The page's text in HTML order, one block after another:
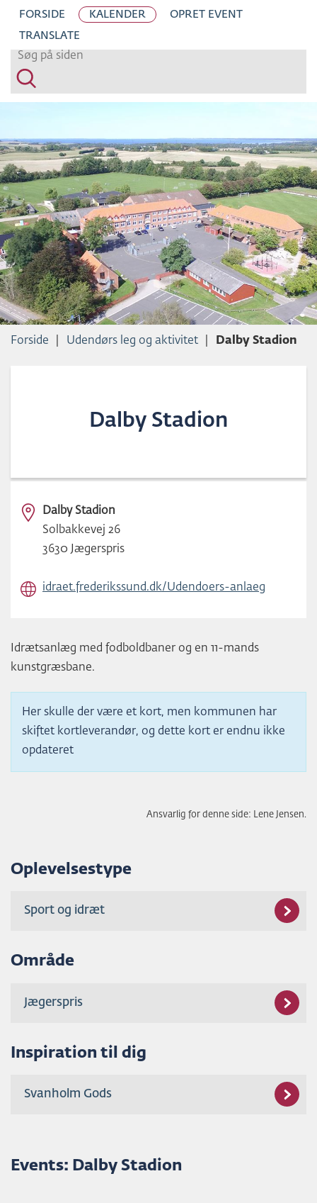
H
O
P
T
I
L
I
D
E
N
S
I
N
D
H
O
L
FORSIDE KALENDER
OPRET EVENT
TRANSLATE
Forside Udendørs leg og aktivitet Dalby Stadion
Dalby Stadion
Dalby Stadion
Solbakkevej 26
3630 Jægerspris
idraet.​frederikssund.​dk/​Udendoers-anlaeg
Idrætsanlæg med fodboldbaner og en 11-mands
kunstgræsbane.
Her skulle der være et kort, men kommunen har
skiftet kortleverandør, og dette kort er endnu ikke
opdateret
Ansvarlig for denne side: Lene Jensen.
Oplevelsestype
Sport og idræt
Område
Jægerspris
Inspiration til dig
Svanholm Gods
Events: Dalby Stadion